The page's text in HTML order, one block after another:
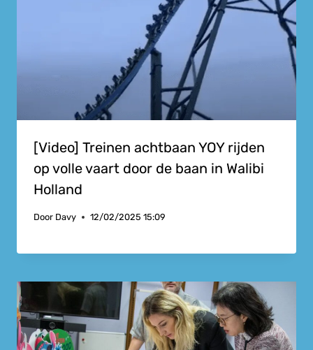
[Video] Treinen achtbaan YOY rijden
op volle vaart door de baan in Walibi
Holland
Door Davy 12/02/2025 15:09